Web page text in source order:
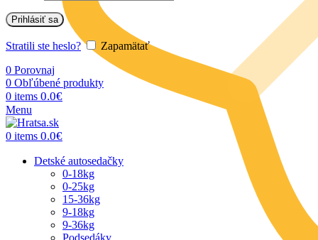
Prihlásiť sa
Stratili ste heslo?
Zapamätať
0 Porovnaj
0 Obľúbené produkty
0 items 0.0€
Menu
0 items 0.0€
Detské autosedačky
0-18kg
0-25kg
15-36kg
9-18kg
9-36kg
Podsedáky